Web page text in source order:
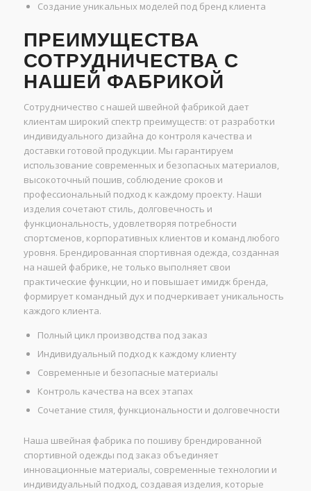
Создание уникальных моделей под бренд клиента
ПРЕИМУЩЕСТВА
СОТРУДНИЧЕСТВА С
НАШЕЙ ФАБРИКОЙ
Сотрудничество с нашей швейной фабрикой дает
клиентам широкий спектр преимуществ: от разработки
индивидуального дизайна до контроля качества и
доставки готовой продукции. Мы гарантируем
использование современных и безопасных материалов,
высокоточный пошив, соблюдение сроков и
профессиональный подход к каждому проекту. Наши
изделия сочетают стиль, долговечность и
функциональность, удовлетворяя потребности
спортсменов, корпоративных клиентов и команд любого
уровня. Брендированная спортивная одежда, созданная
на нашей фабрике, не только выполняет свои
практические функции, но и повышает имидж бренда,
формирует командный дух и подчеркивает уникальность
каждого клиента.
Полный цикл производства под заказ
Индивидуальный подход к каждому клиенту
Современные и безопасные материалы
Контроль качества на всех этапах
Сочетание стиля, функциональности и долговечности
Наша швейная фабрика по пошиву брендированной
спортивной одежды под заказ объединяет
инновационные материалы, современные технологии и
индивидуальный подход, создавая изделия, которые